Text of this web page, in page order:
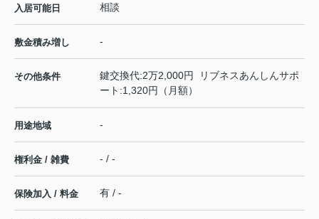
入居可能日 相談
敷金積み増し -
その他条件
鍵交換代:2万2,000円 リブネスあんしんサポ
ート:1,320円（月額）
用途地域 -
権利金 / 雑費 - / -
保険加入 / 料金 有 / -